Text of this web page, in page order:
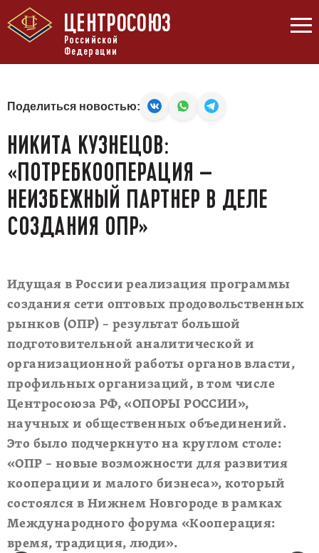
ЦЕНТРОСОЮЗ
Российской
Федерации
Поделиться новостью:
НИКИТА КУЗНЕЦОВ:
«ПОТРЕБКООПЕРАЦИЯ –
НЕИЗБЕЖНЫЙ ПАРТНЕР В ДЕЛЕ
СОЗДАНИЯ ОПР»
Идущая в России реализация программы
создания сети оптовых продовольственных
рынков (ОПР) – результат большой
подготовительной аналитической и
организационной работы органов власти,
профильных организаций, в том числе
Центросоюза РФ, «ОПОРЫ РОССИИ»,
научных и общественных объединений.
Это было подчеркнуто на круглом столе:
«ОПР – новые возможности для развития
кооперации и малого бизнеса», который
состоялся в Нижнем Новгороде в рамках
Международного форума «Кооперация:
время, традиция, люди».